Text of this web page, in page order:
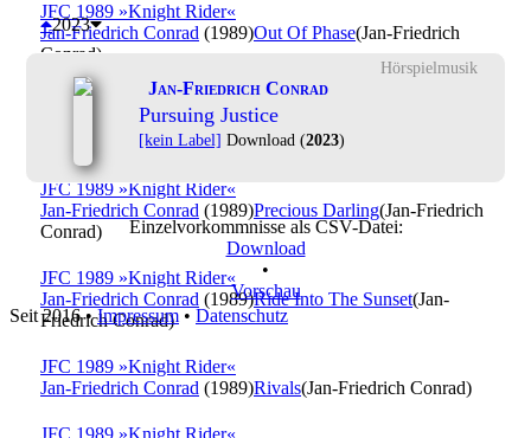
JFC 1989 »Knight Rider«
Jan-Friedrich Conrad (1989)Out Of Phase(Jan-Friedrich
Conrad)
JFC 1989 »Knight Rider«
Jan-Friedrich Conrad(1989)Palm Beach
JFC 1989 »Knight Rider«
Jan-Friedrich Conrad (1989)Precious Darling(Jan-Friedrich
Conrad)
JFC 1989 »Knight Rider«
Jan-Friedrich Conrad (1989)Ride Into The Sunset(Jan-
Friedrich Conrad)
JFC 1989 »Knight Rider«
Jan-Friedrich Conrad (1989)Rivals(Jan-Friedrich Conrad)
JFC 1989 »Knight Rider«
2023
Hörspielmusik
Jan-Friedrich Conrad
Pursuing Justice
[kein Label] Download (2023)
Einzelvorkommnisse als CSV-Datei:
Download
•
Vorschau
Seit 2016 • Impressum • Datenschutz